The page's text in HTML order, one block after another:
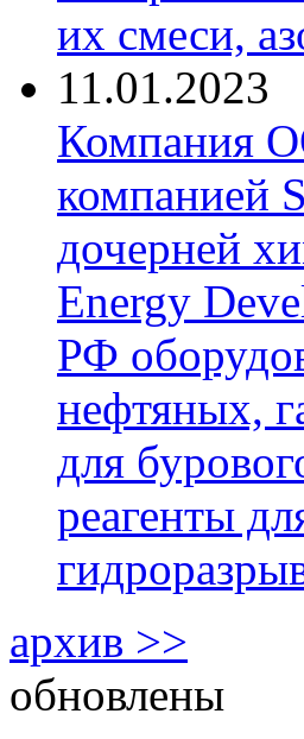
их смеси,
11.01.2023
Компания
компанией
дочерней
Energy
РФ
нефтяных,
для
реагенты
архив >>
обновлены